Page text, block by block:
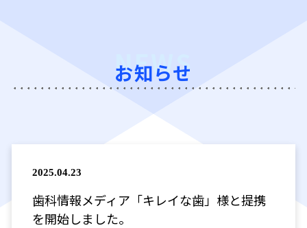
NEWS
お知らせ
2025.04.23
歯科情報メディア「キレイな歯」様と提携
を開始しました。